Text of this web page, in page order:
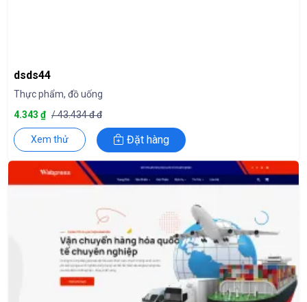
dsds44
Thực phẩm, đồ uống
4.343 ₫ / 43.434 đ đ
Xem thử Đặt hàng